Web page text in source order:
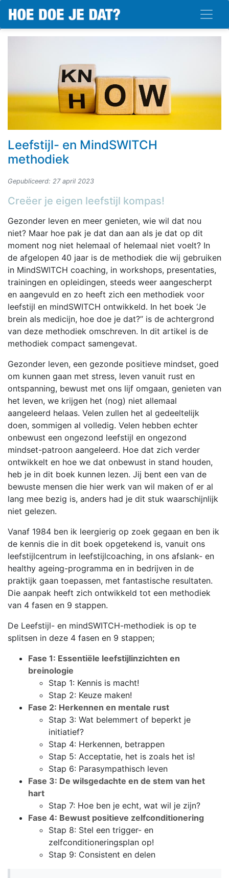
Leefstijl- en MindSWITCH
methodiek
Gepubliceerd: 27 april 2023
Creëer je eigen leefstijl kompas!
Gezonder leven en meer genieten, wie wil dat nou
niet? Maar hoe pak je dat dan aan als je dat op dit
moment nog niet helemaal of helemaal niet voelt? In
de afgelopen 40 jaar is de methodiek die wij gebruiken
in MindSWITCH coaching, in workshops, presentaties,
trainingen en opleidingen, steeds weer aangescherpt
en aangevuld en zo heeft zich een methodiek voor
leefstijl en mindSWITCH ontwikkeld. In het boek ‘Je
brein als medicijn, hoe doe je dat?’’ is de achtergrond
van deze methodiek omschreven. In dit artikel is de
methodiek compact samengevat.
Gezonder leven, een gezonde positieve mindset, goed
om kunnen gaan met stress, leven vanuit rust en
ontspanning, bewust met ons lijf omgaan, genieten van
het leven, we krijgen het (nog) niet allemaal
aangeleerd helaas. Velen zullen het al gedeeltelijk
doen, sommigen al volledig. Velen hebben echter
onbewust een ongezond leefstijl en ongezond
mindset-patroon aangeleerd. Hoe dat zich verder
ontwikkelt en hoe we dat onbewust in stand houden,
heb je in dit boek kunnen lezen. Jij bent een van de
bewuste mensen die hier werk van wil maken of er al
lang mee bezig is, anders had je dit stuk waarschijnlijk
niet gelezen.
Vanaf 1984 ben ik leergierig op zoek gegaan en ben ik
de kennis die in dit boek opgetekend is, vanuit ons
leefstijlcentrum in leefstijlcoaching, in ons afslank- en
healthy ageing-programma en in bedrijven in de
praktijk gaan toepassen, met fantastische resultaten.
Die aanpak heeft zich ontwikkeld tot een methodiek
van 4 fasen en 9 stappen.
De Leefstijl- en mindSWITCH-methodiek is op te
splitsen in deze 4 fasen en 9 stappen;
Fase 1: Essentiële leefstijlinzichten en
breinologie
Stap 1: Kennis is macht!
Stap 2: Keuze maken!
Fase 2: Herkennen en mentale rust
Stap 3: Wat belemmert of beperkt je
initiatief?
Stap 4: Herkennen, betrappen
Stap 5: Acceptatie, het is zoals het is!
Stap 6: Parasympathisch leven
Fase 3: De wilsgedachte en de stem van het
hart
Stap 7: Hoe ben je echt, wat wil je zijn?
Fase 4: Bewust positieve zelfconditionering
Stap 8: Stel een trigger- en
zelfconditioneringsplan op!
Stap 9: Consistent en delen